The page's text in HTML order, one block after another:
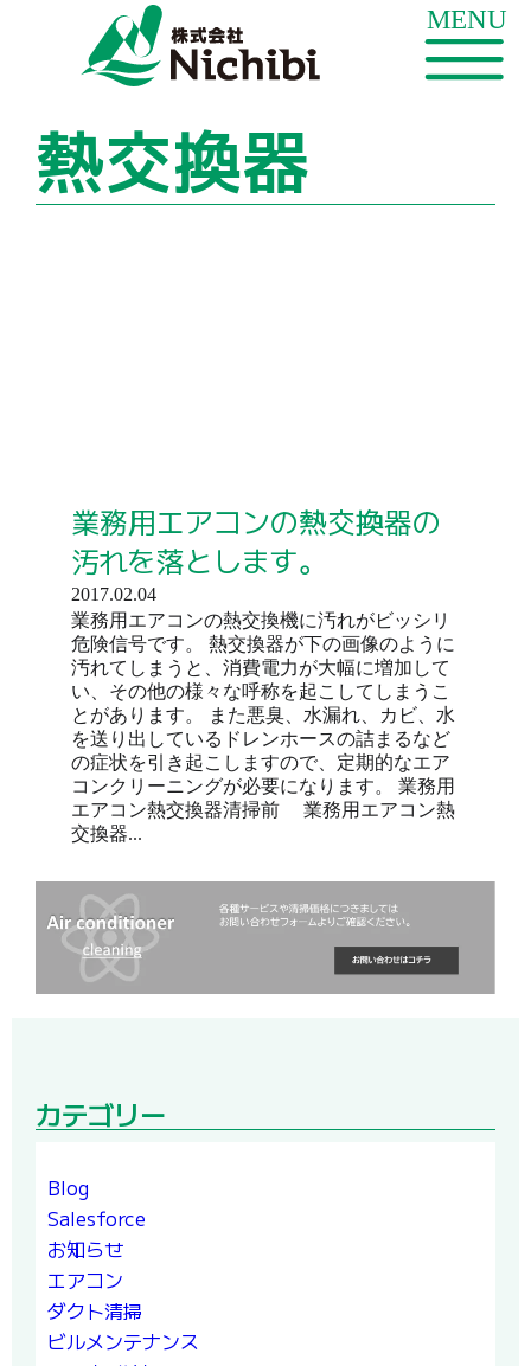
熱交換器
業務用エアコンの熱交換器の
汚れを落とします。
2017.02.04
業務用エアコンの熱交換機に汚れがビッシリ
危険信号です。 熱交換器が下の画像のように
汚れてしまうと、消費電力が大幅に増加して
い、その他の様々な呼称を起こしてしまうこ
とがあります。 また悪臭、水漏れ、カビ、水
を送り出しているドレンホースの詰まるなど
の症状を引き起こしますので、定期的なエア
コンクリーニングが必要になります。 業務用
エアコン熱交換器清掃前 業務用エアコン熱
交換器...
カテゴリー
Blog
Salesforce
お知らせ
エアコン
ダクト清掃
ビルメンテナンス